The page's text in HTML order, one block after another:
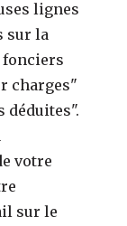
lignes
sur la
fonciers
charges"
déduites".
votre
sur le